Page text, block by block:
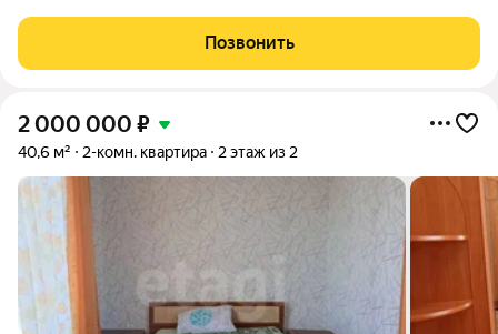
квартире сделан косметический ремонт, стеклопакеты.
Частично остается мебель, кухонный
Позвонить
2 000 000 ₽
40,6 м² 2-комн. квартира 2 этаж из 2